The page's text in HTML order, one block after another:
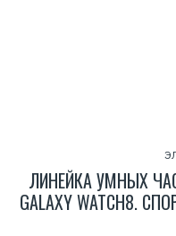
ЛИНЕЙКА УМНЫХ
GALAXY WATCH8.